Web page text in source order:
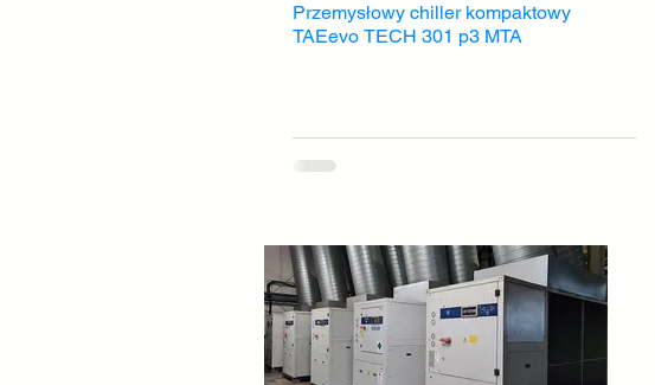
Przemysłowy chiller kompaktowy
TAEevo TECH 301 p3 MTA